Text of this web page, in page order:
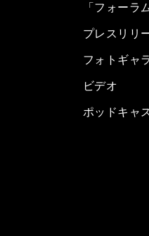
「フォーラ
プレスリリ
フォトギャ
ビデオ
ポッドキャ